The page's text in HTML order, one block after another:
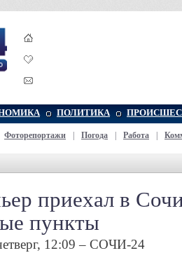
ПОЛИТИКА
Фоторепортажи Погода Работа
приехал в
пункты
12:09 – СОЧИ-24